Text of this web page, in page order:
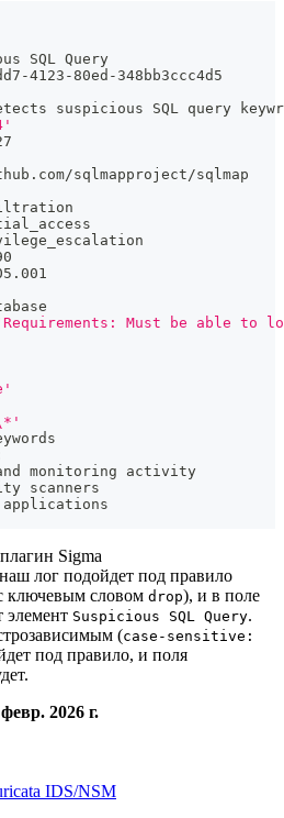
SQL Query
-4123 -80ed -348bb3ccc4d5
suspicious SQL query
sqlmapproject/sqlmap
Must be able to
monitoring activity
scanners
Sigma
лог подойдет под правило
ключевым словом drop), и в поле
элемент Suspicious SQL Query.
(case-sensitive:
под правило, и поля
2026 г.
IDS/NSM